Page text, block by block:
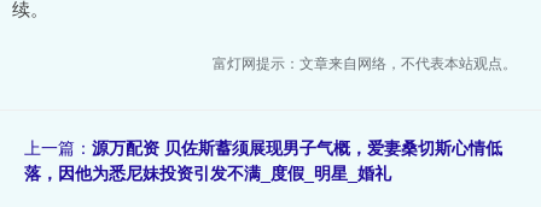
续。
富灯网提示：文章来自网络，不代表本站观点。
上一篇： 源万配资 贝佐斯蓄须展现男子气概，爱妻桑切斯心情低
落，因他为悉尼妹投资引发不满_度假_明星_婚礼